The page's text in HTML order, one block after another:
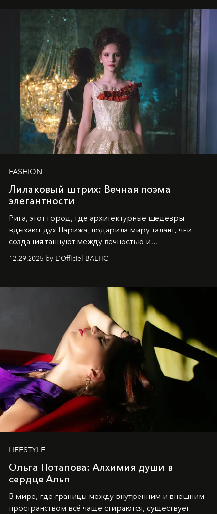
2025
и LUXIA June 2025, представляет собой
уникальное явление современной культуры.
FASHION
Лилаковый штрих: Вечная поэма
элегантности
Рига, этот город, где архитектурные шедевры
вдыхают дух Парижа, подарила миру талант, чьи
создания танцуют между вечностью и
современностью.
12.29.2025 by L'Officiel BALTIC
LIFESTYLE
Ольга Потапова: Алхимия души в
сердце Альп
В мире, где границы между внутренним и внешним
пространством всё чаще стираются, существует